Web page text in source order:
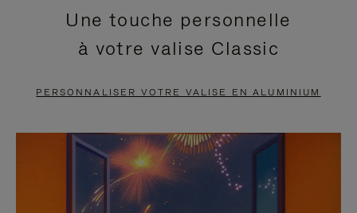
EN
PAUSE,
APPUYEZ
POUR
METTRE
VIDÉO
EST
DÉSACTIVÉ.
CLIQUER
POUR
RÉACTIVER
Une touche personnelle
à votre valise Classic
PERSONNALISER VOTRE VALISE EN ALUMINIUM